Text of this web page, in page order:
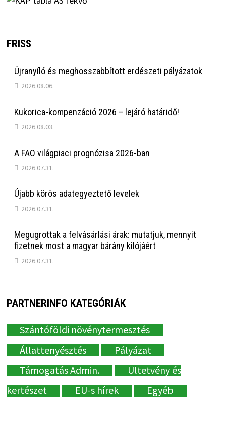
FRISS
Újranyíló és meghosszabbított erdészeti pályázatok
2026.08.06.
Kukorica-kompenzáció 2026 – lejáró határidő!
2026.08.03.
A FAO világpiaci prognózisa 2026-ban
2026.07.31.
Újabb körös adategyeztető levelek
2026.07.31.
Megugrottak a felvásárlási árak: mutatjuk, mennyit
fizetnek most a magyar bárány kilójáért
2026.07.31.
PARTNERINFO KATEGÓRIÁK
Szántóföldi növénytermesztés
Állattenyésztés
Pályázat
Támogatás Admin.
Ültetvény és
kertészet
EU-s hírek Egyéb